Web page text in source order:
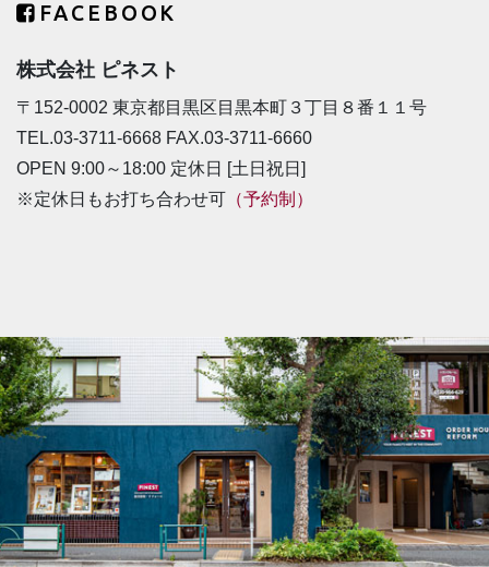
FACEBOOK
株式会社 ピネスト
〒152-0002 東京都目黒区目黒本町３丁目８番１１号
TEL.03-3711-6668 FAX.03-3711-6660
OPEN 9:00～18:00 定休日 [土日祝日]
※定休日もお打ち合わせ可 （予約制）